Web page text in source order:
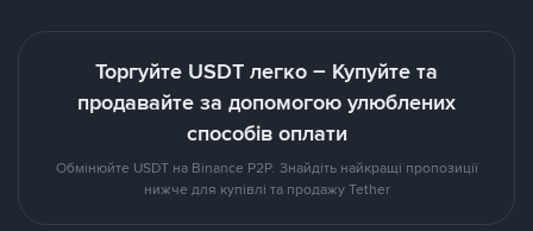
Торгуйте USDT легко – Купуйте та
продавайте за допомогою улюблених
способів оплати
Обмінюйте USDT на Binance P2P. Знайдіть найкращі пропозиції
нижче для купівлі та продажу Tether